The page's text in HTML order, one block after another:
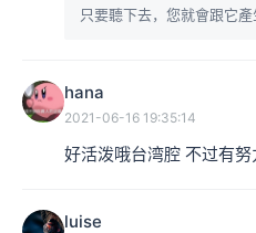
只要聽下去，您就會跟它
hana
2021-06-16 19:35:14
好活泼哦台湾腔 不过有
luise